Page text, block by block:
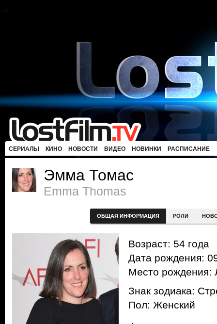
СЕРИАЛЫ КИНО НОВОСТИ ВИДЕО НОВИНКИ РАСПИСАНИЕ
Эмма Томас
Emma Thomas
ОБЩАЯ ИНФОРМАЦИЯ РОЛИ
Возраст: 54 года
Дата рождения:
Место рождения:
Знак зодиака:
Пол: Женский